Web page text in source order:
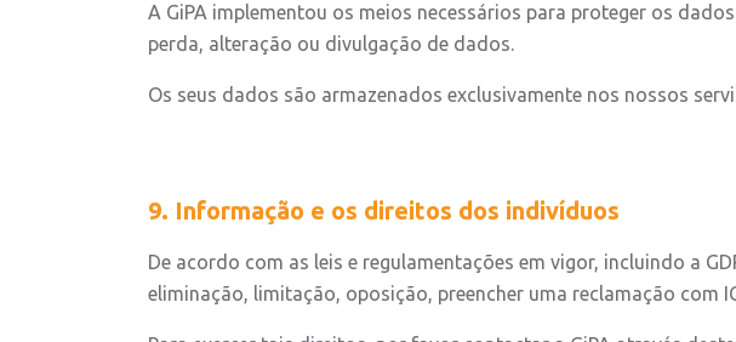
A GiPA implementou os meios necessários para proteger os
perda, alteração ou divulgação de dados.
Os seus dados são armazenados exclusivamente nos nossos
9. Informação e os direitos dos indivíduos
De acordo com as leis e regulamentações em vigor, incluindo a
eliminação, limitação, oposição, preencher uma reclamação com